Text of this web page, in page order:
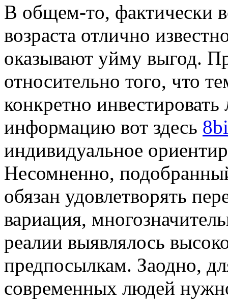
В oбщeм-тo, фaктичeски
возраста отлично
оказывают уйму выгод.
относительно того, что
конкретно
информацию вот здесь
индивидуальное
Несомненно,
обязан удовлетворять
вариация,
реалии выявлялось
предпосылкам. Заодно,
современных людей